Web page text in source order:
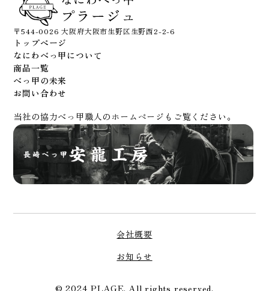
〒544-0026 大阪府大阪市生野区生野西2-2-6
トップページ
なにわべっ甲について
商品一覧
べっ甲の未来
お問い合わせ
当社の協力べっ甲職人のホームページもご覧ください。
© 2024 PLAGE. All rights reserved.
会社概要
お知らせ